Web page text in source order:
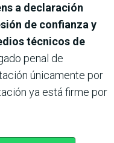
a declaración
de confianza y
técnicos de
penal de
únicamente por
ya está firme por